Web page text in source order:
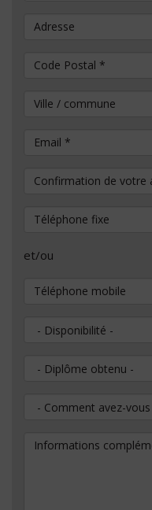
Adresse
Code Postal *
Ville / commune
Email*
Confirmation de
Téléphone fixe
et/ou
Téléphone mobile
Disponibilité
Diplôme obtenu
Comment avez-vous
Informations